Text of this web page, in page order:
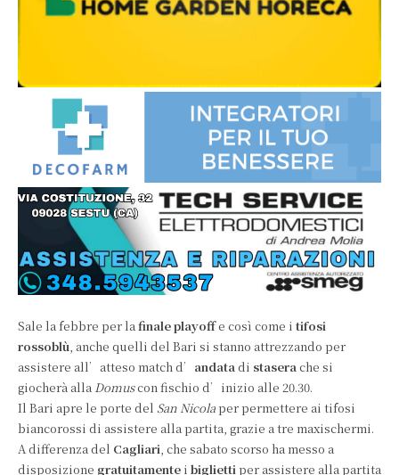
Sale la febbre per lafinale playoffe così come i tifosi
rossoblù, anche quelli del Bari si stanno attrezzando per
assistere all’atteso match d’ andatadi staserache si
giocherà alla Domuscon fischio d’inizio alle 20.30.
Il Bari apre le porte del San Nicolaper permettere ai tifosi
biancorossi di assistere alla partita, grazie a tre maxischermi.
A differenza del Cagliari, che sabato scorso ha messo a
disposizione gratuitamente i bigliettiper assistere alla partita